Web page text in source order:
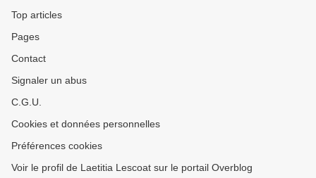
Top articles
Pages
Contact
Signaler un abus
C.G.U.
Cookies et données personnelles
Préférences cookies
Voir le profil de Laetitia Lescoat sur le portail Overblog